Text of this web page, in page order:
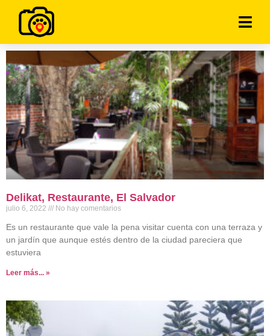
Delikat, Restaurante, El Salvador
julio 6, 2022 No hay comentarios
Es un restaurante que vale la pena visitar cuenta con una terraza y
un jardín que aunque estés dentro de la ciudad pareciera que
estuviera
Leer más... »